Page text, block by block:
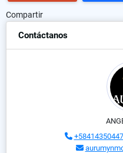
Compartir
Contáctanos